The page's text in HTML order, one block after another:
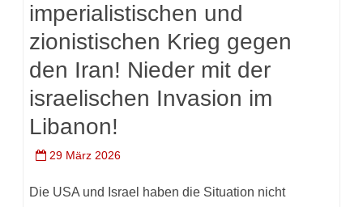
imperialistischen und
zionistischen Krieg gegen
den Iran! Nieder mit der
israelischen Invasion im
Libanon!
29 März 2026
Die USA und Israel haben die Situation nicht